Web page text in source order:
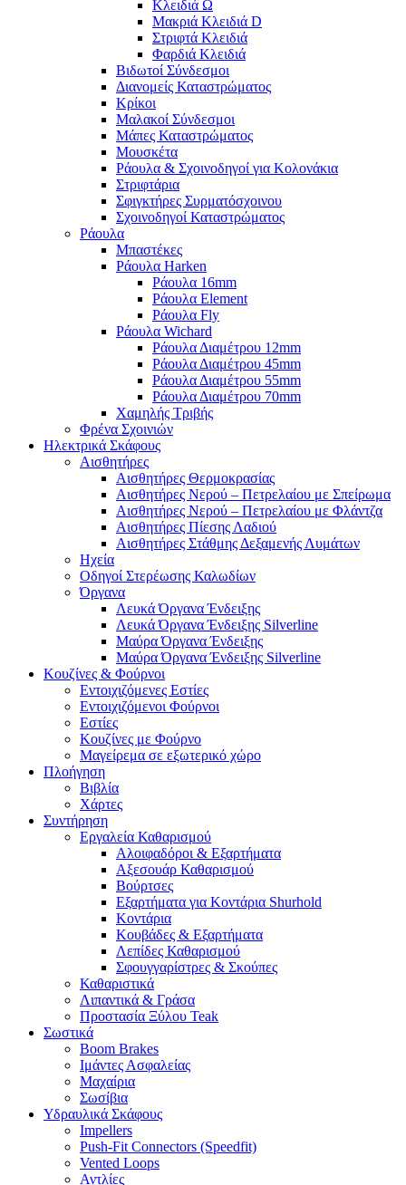
Κλειδιά Ω
Μακριά Κλειδιά D
Στριφτά Κλειδιά
Φαρδιά Κλειδιά
Βιδωτοί Σύνδεσμοι
Διανομείς Καταστρώματος
Κρίκοι
Μαλακοί Σύνδεσμοι
Μάπες Καταστρώματος
Μουσκέτα
Ράουλα & Σχοινοδηγοί για Κολονάκια
Στριφτάρια
Σφιγκτήρες Συρματόσχοινου
Σχοινοδηγοί Καταστρώματος
Ράουλα
Μπαστέκες
Ράουλα Harken
Ράουλα 16mm
Ράουλα Element
Ράουλα Fly
Ράουλα Wichard
Ράουλα Διαμέτρου 12mm
Ράουλα Διαμέτρου 45mm
Ράουλα Διαμέτρου 55mm
Ράουλα Διαμέτρου 70mm
Χαμηλής Τριβής
Φρένα Σχοινιών
Ηλεκτρικά Σκάφους
Αισθητήρες
Αισθητήρες Θερμοκρασίας
Αισθητήρες Νερού – Πετρελαίου με Σπείρωμα
Αισθητήρες Νερού – Πετρελαίου με Φλάντζα
Αισθητήρες Πίεσης Λαδιού
Αισθητήρες Στάθμης Δεξαμενής Λυμάτων
Ηχεία
Οδηγοί Στερέωσης Καλωδίων
Όργανα
Λευκά Όργανα Ένδειξης
Λευκά Όργανα Ένδειξης Silverline
Μαύρα Όργανα Ένδειξης
Μαύρα Όργανα Ένδειξης Silverline
Κουζίνες & Φούρνοι
Εντοιχιζόμενες Εστίες
Εντοιχιζόμενοι Φούρνοι
Εστίες
Κουζίνες με Φούρνο
Μαγείρεμα σε εξωτερικό χώρο
Πλοήγηση
Βιβλία
Χάρτες
Συντήρηση
Εργαλεία Καθαρισμού
Αλοιφαδόροι & Εξαρτήματα
Αξεσουάρ Καθαρισμού
Βούρτσες
Εξαρτήματα για Κοντάρια Shurhold
Κοντάρια
Κουβάδες & Εξαρτήματα
Λεπίδες Καθαρισμού
Σφουγγαρίστρες & Σκούπες
Καθαριστικά
Λιπαντικά & Γράσα
Προστασία Ξύλου Teak
Σωστικά
Boom Brakes
Ιμάντες Ασφαλείας
Μαχαίρια
Σωσίβια
Υδραυλικά Σκάφους
Impellers
Push-Fit Connectors (Speedfit)
Vented Loops
Αντλίες